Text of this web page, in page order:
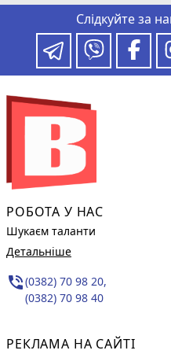
Слідкуйте за
РОБОТА У НАС
Шукаєм таланти
Детальніше
phone_in_talk(0382) 70 98 20,
(0382) 70 98 40
РЕКЛАМА НА САЙТІ